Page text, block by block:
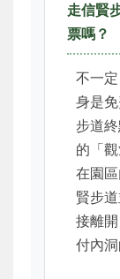
走信賢
票嗎？
不一
身是
步道
的「
在園
賢步
接離
付內洞